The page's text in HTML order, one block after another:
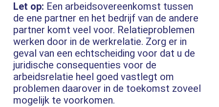
Let op: Een arbeidsovereenkomst tussen
de ene partner en het bedrijf van de andere
partner komt veel voor. Relatieproblemen
werken door in de werkrelatie. Zorg er in
geval van een echtscheiding voor dat u de
juridische consequenties voor de
arbeidsrelatie heel goed vastlegt om
problemen daarover in de toekomst zoveel
mogelijk te voorkomen.